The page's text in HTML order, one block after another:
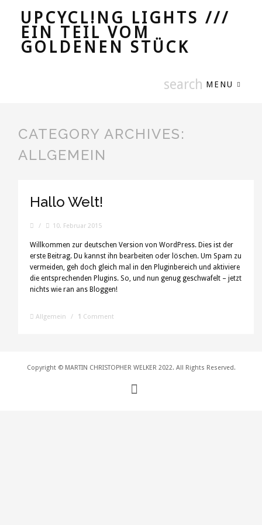
UPCYCL!NG LIGHTS ///
EIN TEIL VOM
GOLDENEN STÜCK
MENU
CATEGORY ARCHIVES:
ALLGEMEIN
Hallo Welt!
/ 10. Februar 2015
Willkommen zur deutschen Version von WordPress. Dies ist der
erste Beitrag. Du kannst ihn bearbeiten oder löschen. Um Spam zu
vermeiden, geh doch gleich mal in den Pluginbereich und aktiviere
die entsprechenden Plugins. So, und nun genug geschwafelt – jetzt
nichts wie ran ans Bloggen!
Allgemein / 1 Comment
Copyright © MARTIN CHRISTOPHER WELKER 2022. All Rights Reserved.